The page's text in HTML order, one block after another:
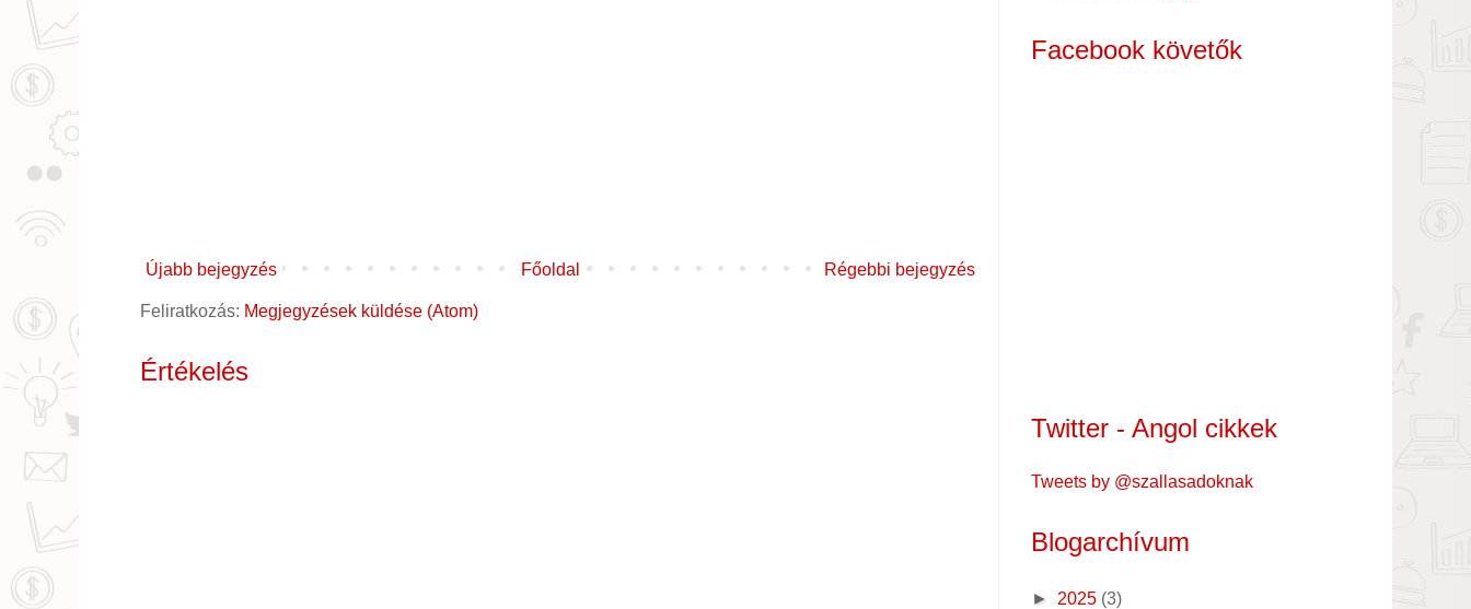
Újabb bejegyzés Régebbi bejegyzés
Főoldal
Feliratkozás: Megjegyzések küldése (Atom)
Értékelés
Facebook követők
Twitter - Angol cikkek
Tweets by @szallasadoknak
Blogarchívum
► 2025 (3)